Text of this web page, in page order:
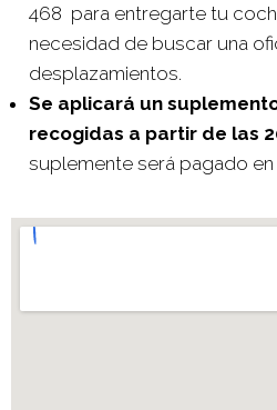
468 para entregarte tu
necesidad de buscar una
desplazamientos.
Se aplicará un
recogidas a partir de las
suplemente será pagado en